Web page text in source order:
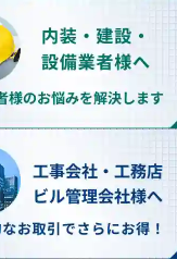
レスト
工場